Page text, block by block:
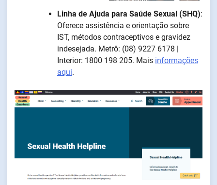
Linha de Ajuda para Saúde Sexual (SHQ):
Oferece assistência e orientação sobre
IST, métodos contraceptivos e gravidez
indesejada. Metrô: (08) 9227 6178 |
Interior: 1800 198 205. Mais informações
aqui.